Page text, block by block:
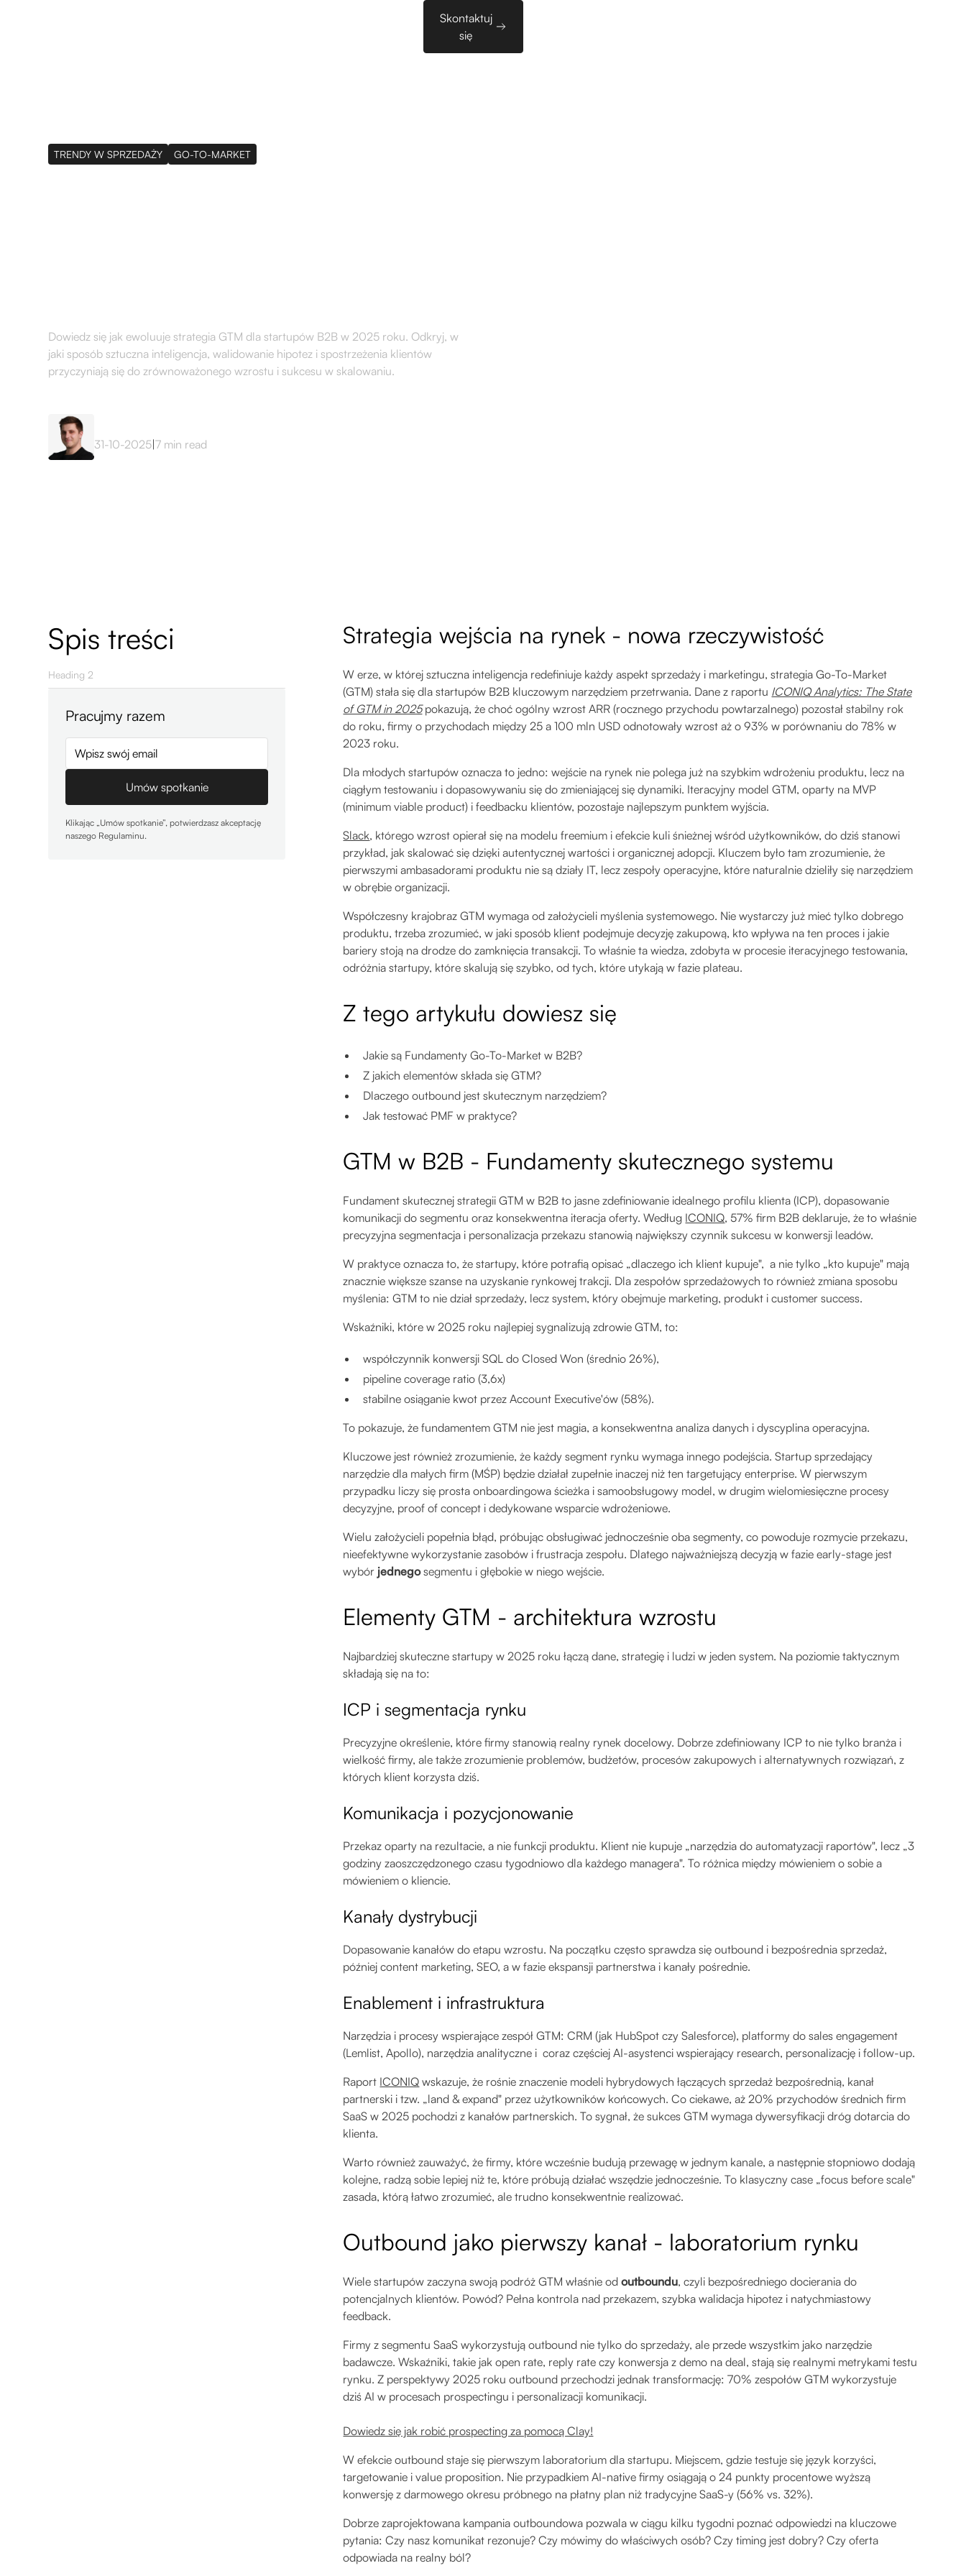
Skontaktuj
się
TRENDY W SPRZEDAŻY GO-TO-MARKET
Dowiedz się jak ewoluuje strategia GTM dla startupów B2B w 2025 roku. Odkryj, w
jaki sposób sztuczna inteligencja, walidowanie hipotez i spostrzeżenia klientów
przyczyniają się do zrównoważonego wzrostu i sukcesu w skalowaniu.
31-10-2025|7 min read
Spis treści
Heading 2
Pracujmy razem
Klikając „Umów spotkanie”, potwierdzasz akceptację
naszego Regulaminu.
Strategia wejścia na rynek - nowa rzeczywistość
W erze, w której sztuczna inteligencja redefiniuje każdy aspekt sprzedaży i marketingu, strategia Go-To-Market
(GTM) stała się dla startupów B2B kluczowym narzędziem przetrwania. Dane z raportu ICONIQ Analytics: The State
of GTM in 2025pokazują, że choć ogólny wzrost ARR (rocznego przychodu powtarzalnego) pozostał stabilny rok
do roku, firmy o przychodach między 25 a 100 mln USD odnotowały wzrost aż o 93% w porównaniu do 78% w
2023 roku.
Dla młodych startupów oznacza to jedno: wejście na rynek nie polega już na szybkim wdrożeniu produktu, lecz na
ciągłym testowaniu i dopasowywaniu się do zmieniającej się dynamiki. Iteracyjny model GTM, oparty na MVP
(minimum viable product) i feedbacku klientów, pozostaje najlepszym punktem wyjścia.
Slack, którego wzrost opierał się na modelu freemium i efekcie kuli śnieżnej wśród użytkowników, do dziś stanowi
przykład, jak skalować się dzięki autentycznej wartości i organicznej adopcji. Kluczem było tam zrozumienie, że
pierwszymi ambasadorami produktu nie są działy IT, lecz zespoły operacyjne, które naturalnie dzieliły się narzędziem
w obrębie organizacji.
Współczesny krajobraz GTM wymaga od założycieli myślenia systemowego. Nie wystarczy już mieć tylko dobrego
produktu, trzeba zrozumieć, w jaki sposób klient podejmuje decyzję zakupową, kto wpływa na ten proces i jakie
bariery stoją na drodze do zamknięcia transakcji. To właśnie ta wiedza, zdobyta w procesie iteracyjnego testowania,
odróżnia startupy, które skalują się szybko, od tych, które utykają w fazie plateau.
Z tego artykułu dowiesz się
Jakie są Fundamenty Go-To-Market w B2B?
Z jakich elementów składa się GTM?
Dlaczego outbound jest skutecznym narzędziem?
Jak testować PMF w praktyce?
GTM w B2B - Fundamenty skutecznego systemu
Fundament skutecznej strategii GTM w B2B to jasne zdefiniowanie idealnego profilu klienta (ICP), dopasowanie
komunikacji do segmentu oraz konsekwentna iteracja oferty. Według ICONIQ, 57% firm B2B deklaruje, że to właśnie
precyzyjna segmentacja i personalizacja przekazu stanowią największy czynnik sukcesu w konwersji leadów.
W praktyce oznacza to, że startupy, które potrafią opisać „dlaczego ich klient kupuje", a nie tylko „kto kupuje" mają
znacznie większe szanse na uzyskanie rynkowej trakcji. Dla zespołów sprzedażowych to również zmiana sposobu
myślenia: GTM to nie dział sprzedaży, lecz system, który obejmuje marketing, produkt i customer success.
Wskaźniki, które w 2025 roku najlepiej sygnalizują zdrowie GTM, to:
współczynnik konwersji SQL do Closed Won (średnio 26%),
pipeline coverage ratio (3,6x)
stabilne osiąganie kwot przez Account Executive'ów (58%).
To pokazuje, że fundamentem GTM nie jest magia, a konsekwentna analiza danych i dyscyplina operacyjna.
Kluczowe jest również zrozumienie, że każdy segment rynku wymaga innego podejścia. Startup sprzedający
narzędzie dla małych firm (MŚP) będzie działał zupełnie inaczej niż ten targetujący enterprise. W pierwszym
przypadku liczy się prosta onboardingowa ścieżka i samoobsługowy model, w drugim wielomiesięczne procesy
decyzyjne, proof of concept i dedykowane wsparcie wdrożeniowe.
Wielu założycieli popełnia błąd, próbując obsługiwać jednocześnie oba segmenty, co powoduje rozmycie przekazu,
nieefektywne wykorzystanie zasobów i frustracja zespołu. Dlatego najważniejszą decyzją w fazie early-stage jest
wybór jednegosegmentu i głębokie w niego wejście.
Elementy GTM - architektura wzrostu
Najbardziej skuteczne startupy w 2025 roku łączą dane, strategię i ludzi w jeden system. Na poziomie taktycznym
składają się na to:
ICP i segmentacja rynku
Precyzyjne określenie, które firmy stanowią realny rynek docelowy. Dobrze zdefiniowany ICP to nie tylko branża i
wielkość firmy, ale także zrozumienie problemów, budżetów, procesów zakupowych i alternatywnych rozwiązań, z
których klient korzysta dziś.
Komunikacja i pozycjonowanie
Przekaz oparty na rezultacie, a nie funkcji produktu. Klient nie kupuje „narzędzia do automatyzacji raportów", lecz „3
godziny zaoszczędzonego czasu tygodniowo dla każdego managera". To różnica między mówieniem o sobie a
mówieniem o kliencie.
Kanały dystrybucji
Dopasowanie kanałów do etapu wzrostu. Na początku często sprawdza się outbound i bezpośrednia sprzedaż,
później content marketing, SEO, a w fazie ekspansji partnerstwa i kanały pośrednie.
Enablement i infrastruktura
Narzędzia i procesy wspierające zespół GTM: CRM (jak HubSpot czy Salesforce), platformy do sales engagement
(Lemlist, Apollo), narzędzia analityczne i coraz częściej AI-asystenci wspierający research, personalizację i follow-up.
Raport ICONIQ wskazuje, że rośnie znaczenie modeli hybrydowych łączących sprzedaż bezpośrednią, kanał
partnerski i tzw. „land & expand" przez użytkowników końcowych. Co ciekawe, aż 20% przychodów średnich firm
SaaS w 2025 pochodzi z kanałów partnerskich. To sygnał, że sukces GTM wymaga dywersyfikacji dróg dotarcia do
klienta.
Warto również zauważyć, że firmy, które wcześnie budują przewagę w jednym kanale, a następnie stopniowo dodają
kolejne, radzą sobie lepiej niż te, które próbują działać wszędzie jednocześnie. To klasyczny case „focus before scale"
zasada, którą łatwo zrozumieć, ale trudno konsekwentnie realizować.
Outbound jako pierwszy kanał - laboratorium rynku
Wiele startupów zaczyna swoją podróż GTM właśnie odoutboundu, czyli bezpośredniego docierania do
potencjalnych klientów. Powód? Pełna kontrola nad przekazem, szybka walidacja hipotez i natychmiastowy
feedback.
Firmy z segmentu SaaS wykorzystują outbound nie tylko do sprzedaży, ale przede wszystkim jako narzędzie
badawcze. Wskaźniki, takie jak open rate, reply rate czy konwersja z demo na deal, stają się realnymi metrykami testu
rynku. Z perspektywy 2025 roku outbound przechodzi jednak transformację: 70% zespołów GTM wykorzystuje
dziś AI w procesach prospectingu i personalizacji komunikacji.
Dowiedz się jak robić prospecting za pomocą Clay!
W efekcie outbound staje się pierwszym laboratorium dla startupu. Miejscem, gdzie testuje się język korzyści,
targetowanie i value proposition. Nie przypadkiem AI-native firmy osiągają o 24 punkty procentowe wyższą
konwersję z darmowego okresu próbnego na płatny plan niż tradycyjne SaaS-y (56% vs. 32%).
Dobrze zaprojektowana kampania outboundowa pozwala w ciągu kilku tygodni poznać odpowiedzi na kluczowe
pytania: Czy nasz komunikat rezonuje? Czy mówimy do właściwych osób? Czy timing jest dobry? Czy oferta
odpowiada na realny ból?